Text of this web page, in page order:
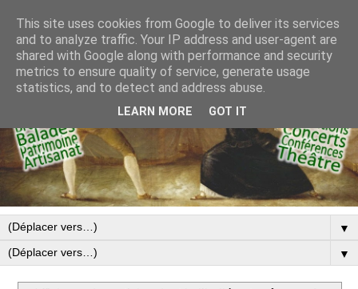
▼
▼
This site uses cookies from Google to deliver its services
and to analyze traffic. Your IP address and user-agent are
shared with Google along with performance and security
metrics to ensure quality of service, generate usage
statistics, and to detect and address abuse.
LEARN MORE GOT IT